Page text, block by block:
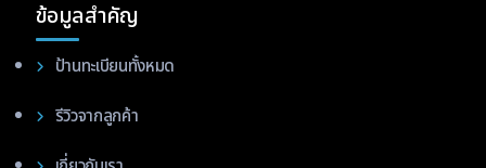
ข้อมูลสำคัญ
ป้านทะเบียนทั้งหมด
รีวิวจากลูกค้า